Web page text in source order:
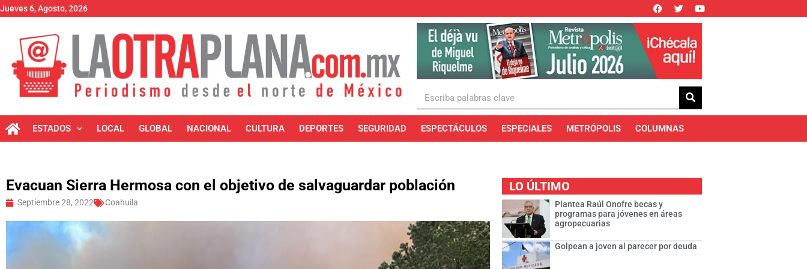
Jueves 6, Agosto, 2026
ESTADOS LOCAL GLOBAL NACIONAL CULTURA DEPORTES SEGURIDAD ESPECTÁCULOS ESPECIALES METRÓPOLIS COLUMNAS
Evacuan Sierra Hermosa con el objetivo de salvaguardar población
Septiembre 28, 2022 Coahuila
LO ÚLTIMO
Plantea Raúl Onofre becas y
programas para jóvenes en áreas
agropecuarias
Golpean a joven al parecer por deuda